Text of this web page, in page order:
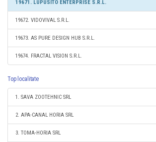
19671. LUPUSITO ENTERPRISE S.R.L.
19672. VIDOVIVAL S.R.L.
19673. AS PURE DESIGN HUB S.R.L.
19674. FRACTAL VISION S.R.L.
Top localitate
1. SAVA ZOOTEHNIC SRL
2. APA-CANAL HORIA SRL
3. TOMA-HORIA SRL